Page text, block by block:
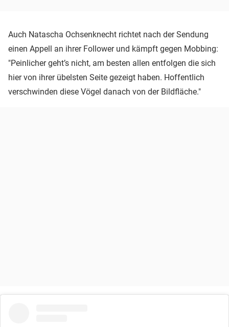
Auch Natascha Ochsenknecht richtet nach der Sendung
einen Appell an ihrer Follower und kämpft gegen Mobbing:
"Peinlicher geht’s nicht, am besten allen entfolgen die sich
hier von ihrer übelsten Seite gezeigt haben. Hoffentlich
verschwinden diese Vögel danach von der Bildfläche."